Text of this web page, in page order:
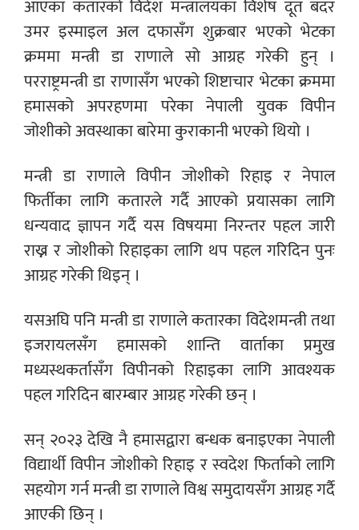
आएका कतारको विदेश मन्त्रालयका विशेष दूत बदर
उमर इस्माइल अल दफासँग शुक्रबार भएको भेटका
क्रममा मन्त्री डा राणाले सो आग्रह गरेकी हुन् ।
परराष्ट्रमन्त्री डा राणासँग भएको शिष्टाचार भेटका क्रममा
हमासको अपरहणमा परेका नेपाली युवक विपीन
जोशीको अवस्थाका बारेमा कुराकानी भएको थियो ।
मन्त्री डा राणाले विपीन जोशीको रिहाइ र नेपाल
फिर्तीका लागि कतारले गर्दै आएको प्रयासका लागि
धन्यवाद ज्ञापन गर्दै यस विषयमा निरन्तर पहल जारी
राख्न र जोशीको रिहाइका लागि थप पहल गरिदिन पुनः
आग्रह गरेकी थिइन् ।
यसअघि पनि मन्त्री डा राणाले कतारका विदेशमन्त्री तथा
इजरायलसँग हमासको शान्ति वार्ताका प्रमुख
मध्यस्थकर्तासँग विपीनको रिहाइका लागि आवश्यक
पहल गरिदिन बारम्बार आग्रह गरेकी छन् ।
सन् २०२३ देखि नै हमासद्वारा बन्धक बनाइएका नेपाली
विद्यार्थी विपीन जोशीको रिहाइ र स्वदेश फिर्ताको लागि
सहयोग गर्न मन्त्री डा राणाले विश्व समुदायसँग आग्रह गर्दै
आएकी छिन् ।